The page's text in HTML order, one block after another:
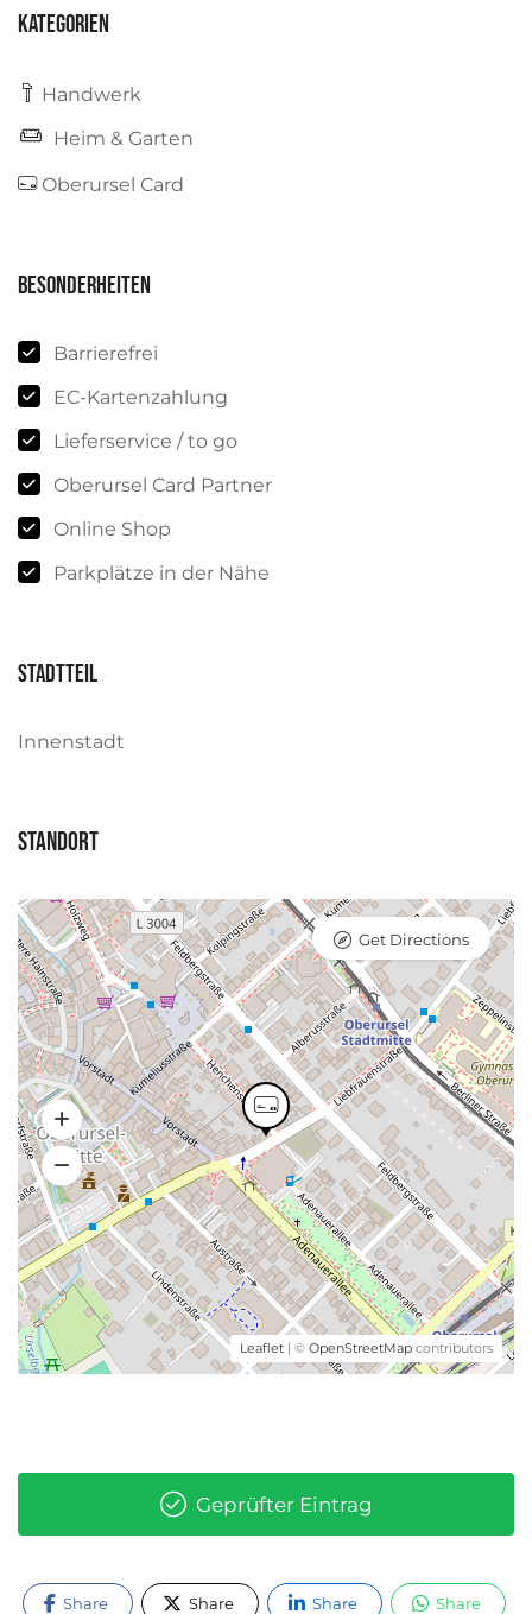
Kategorien
Handwerk
Heim & Garten
Oberursel Card
Besonderheiten
Barrierefrei
EC-Kartenzahlung
Lieferservice / to go
Oberursel Card Partner
Online Shop
Parkplätze in der Nähe
Stadtteil
Innenstadt
Standort
Leaflet | © OpenStreetMap contributors
Get Directions
Geprüfter Eintrag
Share Share Share Share